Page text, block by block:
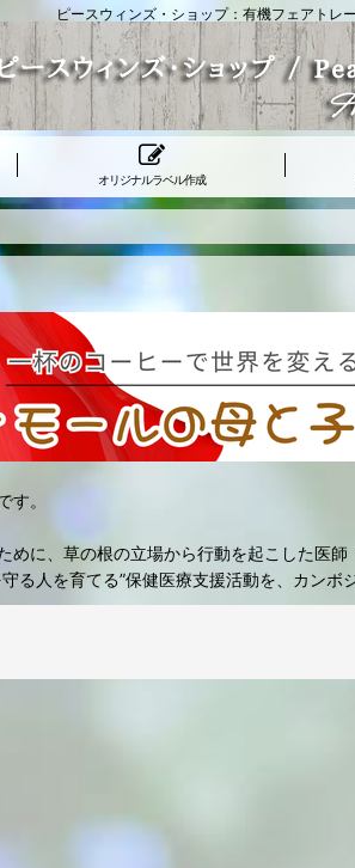
ピースウィンズ・ショップ：有機フェアトレ
オリジナルラベル作成
す。
に、草の根の立場から行動を起こした医
人を育てる”保健医療支援活動を、カンボ